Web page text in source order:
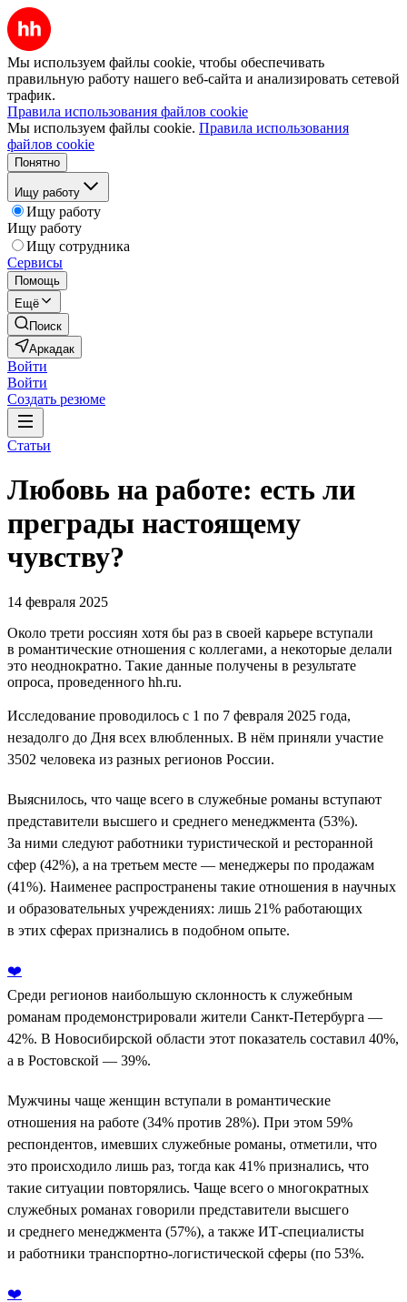
Мы используем файлы cookie, чтобы обеспечивать
правильную работу нашего веб-сайта и анализировать сетевой
трафик.
Правила использования файлов cookie
Мы используем файлы cookie. Правила использования
файлов cookie
Понятно
Ищу работу
Ищу работу
Ищу работу
Ищу сотрудника
Сервисы
Помощь
Ещё
Поиск
Аркадак
Войти
Войти
Создать резюме
Статьи
Любовь на работе: есть ли
преграды настоящему
чувству?
14 февраля 2025
Около трети россиян хотя бы раз в своей карьере вступали
в романтические отношения с коллегами, а некоторые делали
это неоднократно. Такие данные получены в результате
опроса, проведенного hh.ru.
Исследование проводилось с 1 по 7 февраля 2025 года,
незадолго до Дня всех влюбленных. В нём приняли участие
3502 человека из разных регионов России.
Выяснилось, что чаще всего в служебные романы вступают
представители высшего и среднего менеджмента (53%).
За ними следуют работники туристической и ресторанной
сфер (42%), а на третьем месте — менеджеры по продажам
(41%). Наименее распространены такие отношения в научных
и образовательных учреждениях: лишь 21% работающих
в этих сферах признались в подобном опыте.
❤️
Среди регионов наибольшую склонность к служебным
романам продемонстрировали жители Санкт-Петербурга —
42%. В Новосибирской области этот показатель составил 40%,
а в Ростовской — 39%.
Мужчины чаще женщин вступали в романтические
отношения на работе (34% против 28%). При этом 59%
респондентов, имевших служебные романы, отметили, что
это происходило лишь раз, тогда как 41% признались, что
такие ситуации повторялись. Чаще всего о многократных
служебных романах говорили представители высшего
и среднего менеджмента (57%), а также ИТ-специалисты
и работники транспортно-логистической сферы (по 53%.
❤️